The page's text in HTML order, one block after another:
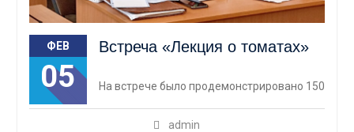
ФЕВ
05
Встреча «Лекция о томатах»
admin
На встрече было продемонстрировано 150